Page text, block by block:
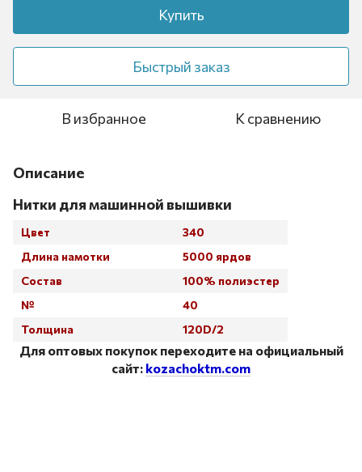
Купить
Быстрый заказ
В избранное К сравнению
Описание
Нитки для машинной вышивки
Цвет
340
Длина намотки
5000 ярдов
Состав
100% полиэстер
№
40
Толщина
120D/2
Для оптовых покупок переходите на официальный
сайт: kozachoktm.com